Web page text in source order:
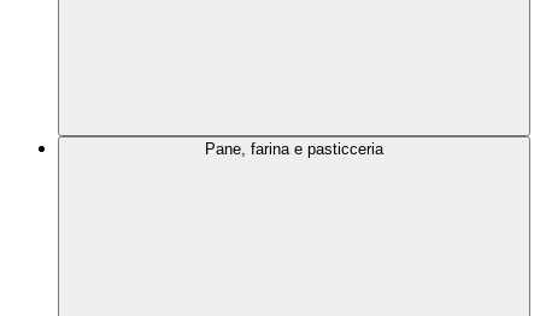
Pane, farina e pasticceria